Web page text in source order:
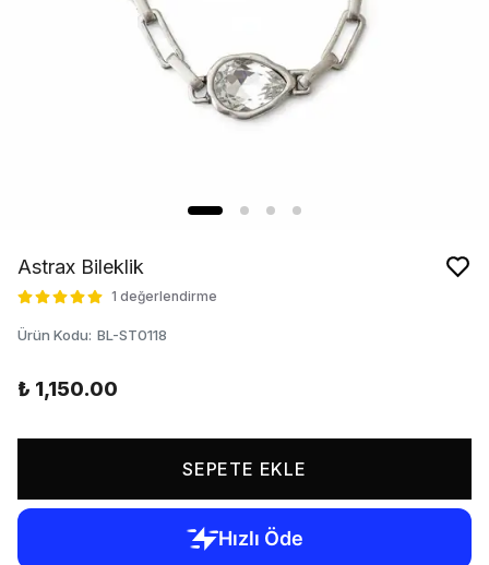
Astrax Bileklik
1 değerlendirme
Ürün Kodu: BL-ST0118
₺ 1,150.00
SEPETE EKLE